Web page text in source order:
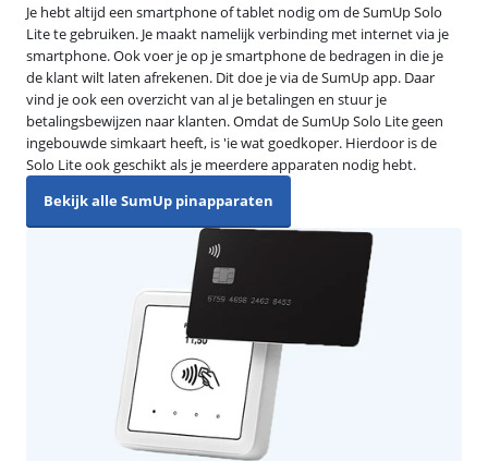
Je hebt altijd een smartphone of tablet nodig om de SumUp Solo
Lite te gebruiken. Je maakt namelijk verbinding met internet via je
smartphone. Ook voer je op je smartphone de bedragen in die je
de klant wilt laten afrekenen. Dit doe je via de SumUp app. Daar
vind je ook een overzicht van al je betalingen en stuur je
betalingsbewijzen naar klanten. Omdat de SumUp Solo Lite geen
ingebouwde simkaart heeft, is 'ie wat goedkoper. Hierdoor is de
Solo Lite ook geschikt als je meerdere apparaten nodig hebt.
Bekijk alle SumUp pinapparaten